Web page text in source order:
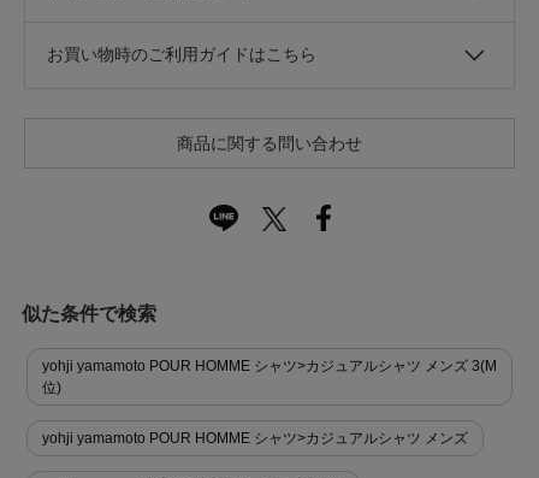
お買い物時のご利用ガイドはこちら
商品に関する問い合わせ
似た条件で検索
yohji yamamoto POUR HOMME シャツ>カジュアルシャツ メンズ 3(M
位)
yohji yamamoto POUR HOMME シャツ>カジュアルシャツ メンズ